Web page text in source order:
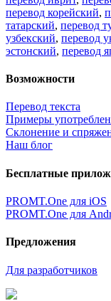
перевод корейский,
татарский, перевод
узбекский, перевод
эстонский, перевод
Возможности
Перевод текста
Примеры
Склонение и
Наш блог
Бесплатные
PROMT.One для iOS
PROMT.One для
Предложения
Для разработчиков